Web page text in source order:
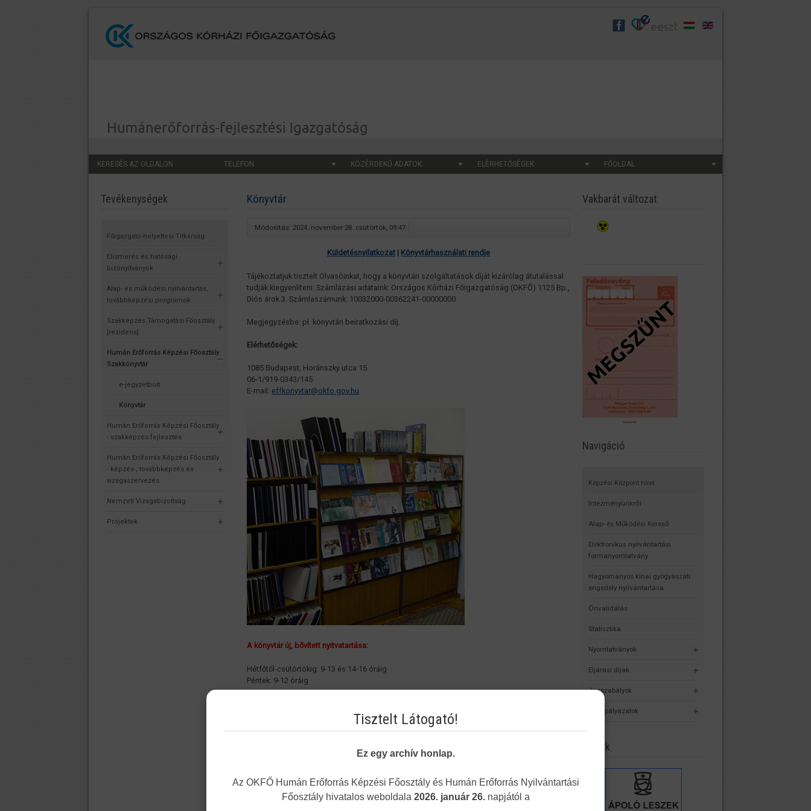
KERESÉS AZ OLDALON TELEFON KÖZÉRDEKŰ ADATOK ELÉRHETŐSÉGEK FŐOLDAL
Tevékenységek
Főigazgató-helyettesi Titkárság
Elismerés és hatósági
bizonyítványok
Alap- és működési nyilvántartás,
továbbképzési programok
Szakképzés Támogatási Főosztály
[rezidens]
Humán Erőforrás Képzési Főosztály
Szakkönyvtár
e-jegyzetbolt
Könyvtár
Humán Erőforrás Képzési Főosztály
- szakképzés fejlesztés
Humán Erőforrás Képzési Főosztály
- képzés-, továbbképzés és
vizsgaszervezés
Nemzeti Vizsgabizottság
Projektek
Könyvtár
Módosítás: 2024. november 28. csütörtök, 09:47
Küldetésnyilatkozat | Könyvtárhasználati rendje
Tájékoztatjuk tisztelt Olvasóinkat, hogy a könyvtári szolgáltatások díját kizárólag átutalással
tudják kiegyenlíteni. Számlázási adataink: Országos Kórházi Főigazgatóság (OKFŐ) 1125 Bp.,
Diós árok 3. Számlaszámunk: 10032000-00362241-00000000
Megjegyzésbe: pl. könyvtári beiratkozási díj.
Elérhetőségek:
1085 Budapest, Horánszky utca 15.
06-1/919-0343/145
E-mail: effkonyvtar@okfo.gov.hu
A könyvtár új, bővített nyitvatartása:
Hétfőtől-csütörtökig: 9-13 és 14-16 óráig
Péntek: 9-12 óráig
A könyvtár nyilvános szakkönyvtár, szolgáltatásait valamennyi beiratkozott, illetve napi jegyet
alternatív gyógymódokkal és terápiákkal kapcsolatos irodalom: kézikönyvek, szakkönyvek,
jegyzetek, folyóiratok, audiovizuális dokumentumok.
Vakbarát változat
Navigáció
Képzési Központ hírei
Intézményünkről
Alap- és Működési Kereső
Elektronikus nyilvántartási
formanyomtatvány
Hagyományos kínai gyógyászati
engedély nyilvántartása
Önvalidálás
Statisztika
Nyomtatványok
Eljárási díjak
Jogszabályok
Álláspályázatok
Linkek
Tisztelt Látogató!
Ez egy archív honlap.
Az OKFŐ Humán Erőforrás Képzési Főosztály és Humán Erőforrás Nyilvántartási
Főosztály hivatalos weboldala 2026. január 26.napjától a